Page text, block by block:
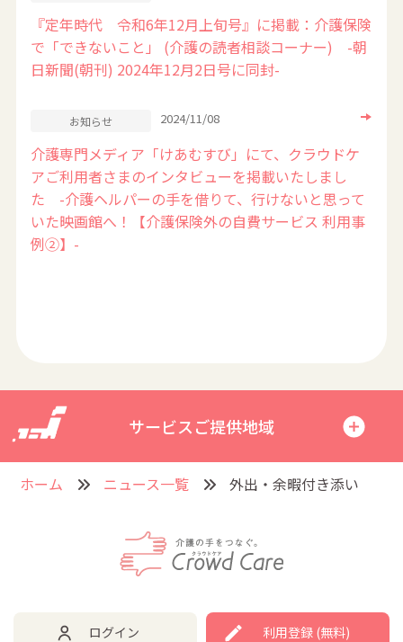
『定年時代 令和6年12月上旬号』に掲載：介護保険
で「できないこと」 (介護の読者相談コーナー) -朝
日新聞(朝刊) 2024年12月2日号に同封-
お知らせ 2024/11/08
介護専門メディア「けあむすび」にて、クラウドケ
アご利用者さまのインタビューを掲載いたしまし
た -介護ヘルパーの手を借りて、行けないと思って
いた映画館へ！【介護保険外の自費サービス 利用事
例②】-
サービスご提供地域
ホーム ニュース一覧 外出・余暇付き添い
ログイン 利用登録 (無料)